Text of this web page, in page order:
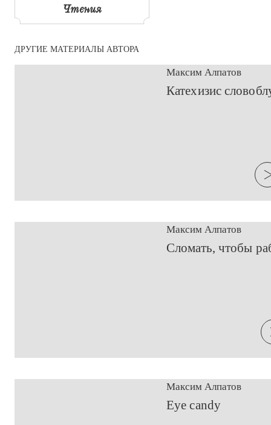
Чтения
ДРУГИЕ МАТЕРИАЛЫ АВТОРА
Максим Алпатов
​Катехизис
Максим Алпатов
​Сломать, чтобы
Максим Алпатов
​Eye candy